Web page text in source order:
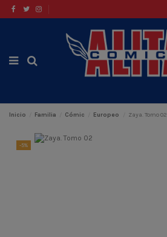
Inicio Familia Cómic Europeo Zaya. Tomo 02
-5%